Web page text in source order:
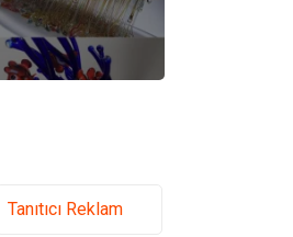
Tanıtıcı Reklam